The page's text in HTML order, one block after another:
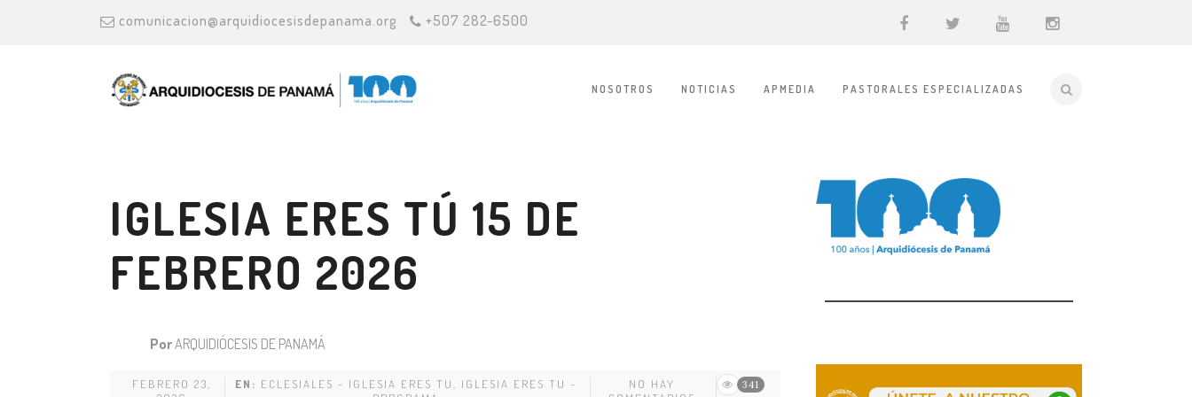
comunicacion@arquidiocesisdepanama.org +507 282-6500
NOSOTROS NOTICIAS APMEDIA PASTORALES ESPECIALIZADAS
IGLESIA ERES TÚ 15 DE
FEBRERO 2026
PorARQUIDIÓCESIS DE PANAMÁ
FEBRERO 23,
EN: ECLESIALES - IGLESIA ERES TU
IGLESIA ERES TU -
NO HAY
341